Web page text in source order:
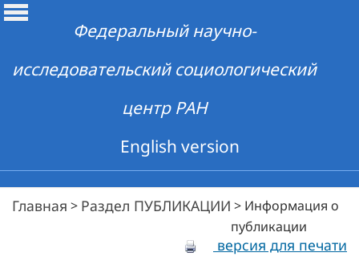
Федеральный научно-
исследовательский социологический
центр РАН
English version
Главная > Раздел ПУБЛИКАЦИИ > Информация о
публикации
версия для печати